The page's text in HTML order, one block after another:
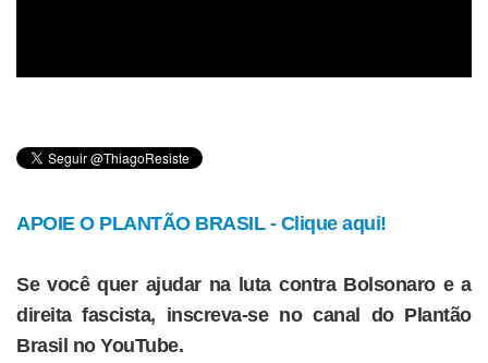
APOIE O PLANTÃO BRASIL - Clique aqui!
Se você quer ajudar na luta contra Bolsonaro e a
direita fascista, inscreva-se no canal do Plantão
Brasil no YouTube.